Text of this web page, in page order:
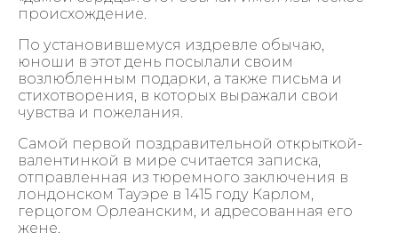
происхождение.
По установившемуся издревле обычаю,
юноши в этот день посылали своим
возлюбленным подарки, а также письма и
стихотворения, в которых выражали свои
чувства и пожелания.
Самой первой поздравительной открыткой-
валентинкой в мире считается записка,
отправленная из тюремного заключения в
лондонском Тауэре в 1415 году Карлом,
герцогом Орлеанским, и адресованная его
жене.